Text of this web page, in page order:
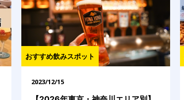
おすすめ飲みスポット
2023/12/15